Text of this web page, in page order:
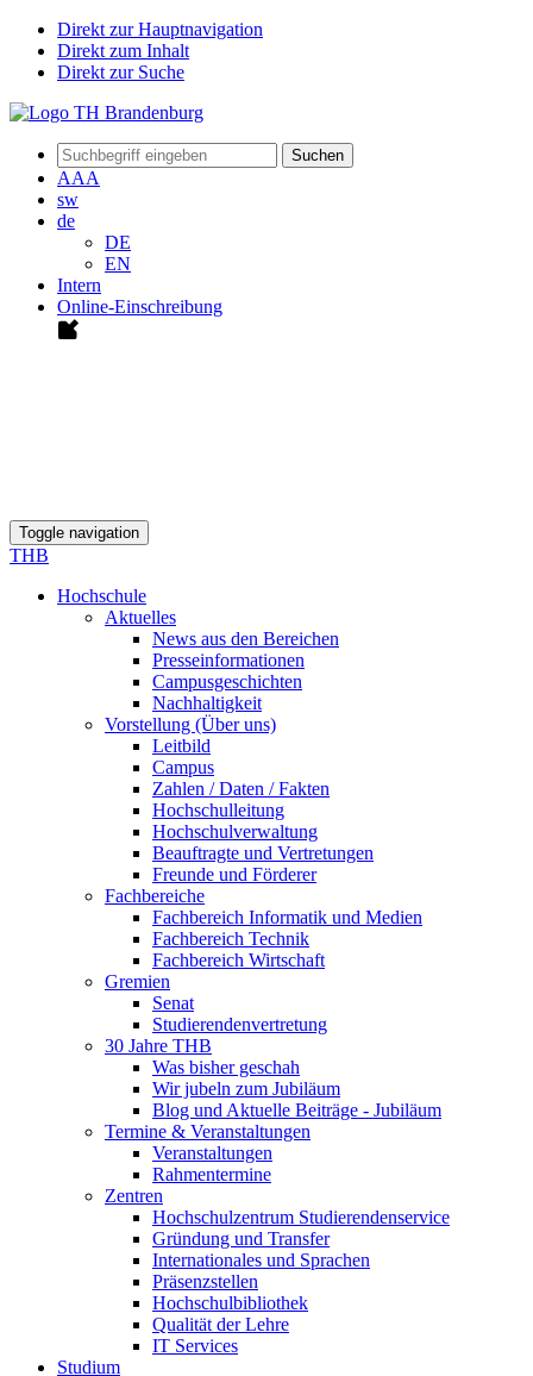
Direkt zur Hauptnavigation
Direkt zum Inhalt
Direkt zur Suche
Suchen
AAA
sw
de
DE
EN
Intern
Online-Einschreibung
Toggle navigation
THB
Hochschule
Aktuelles
News aus den Bereichen
Presseinformationen
Campusgeschichten
Nachhaltigkeit
Vorstellung (Über uns)
Leitbild
Campus
Zahlen / Daten / Fakten
Hochschulleitung
Hochschulverwaltung
Beauftragte und Vertretungen
Freunde und Förderer
Fachbereiche
Fachbereich Informatik und Medien
Fachbereich Technik
Fachbereich Wirtschaft
Gremien
Senat
Studierendenvertretung
30 Jahre THB
Was bisher geschah
Wir jubeln zum Jubiläum
Blog und Aktuelle Beiträge - Jubiläum
Termine & Veranstaltungen
Veranstaltungen
Rahmentermine
Zentren
Hochschulzentrum Studierendenservice
Gründung und Transfer
Internationales und Sprachen
Präsenzstellen
Hochschulbibliothek
Qualität der Lehre
IT Services
Studium